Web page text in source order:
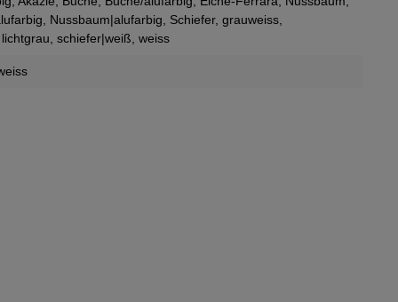
, Nussbaum|alufarbig, Schiefer, grauweiss,
lichtgrau, schiefer|weiß, weiss